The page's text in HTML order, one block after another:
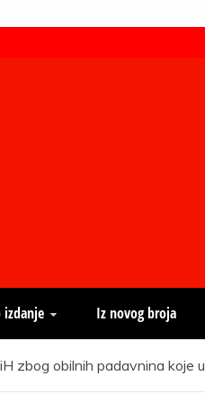
izdanje Iz novog broja
zbog obilnih padavnina koje